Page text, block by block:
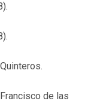
de las